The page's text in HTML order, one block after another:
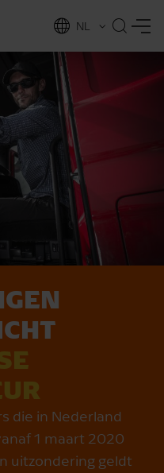
NL
EN
die in Nederland
1 maart 2020
uitzondering geldt